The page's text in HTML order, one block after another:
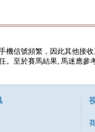
機信號頻繁，因此其他接
至於賽馬結果, 馬迷應參